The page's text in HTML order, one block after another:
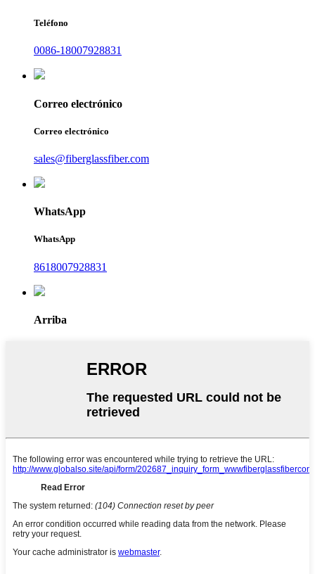
Teléfono
0086-18007928831
Correo electrónico
Correo electrónico
sales@fiberglassfiber.com
WhatsApp
WhatsApp
8618007928831
Arriba